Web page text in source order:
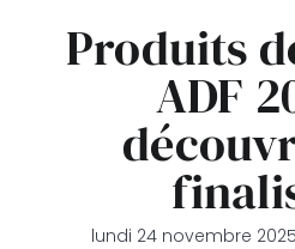
Produits
ADF
lundi 24 novembre 2025